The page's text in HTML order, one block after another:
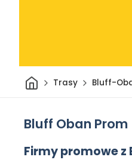
DomTrasy Bluff-
Bluff Oban Prom
Firmy promowe z